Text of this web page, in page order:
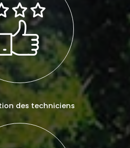
des techniciens